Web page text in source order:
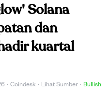
Solana
dan
kuartal
· Coindesk · Lihat Sumber · Bullish